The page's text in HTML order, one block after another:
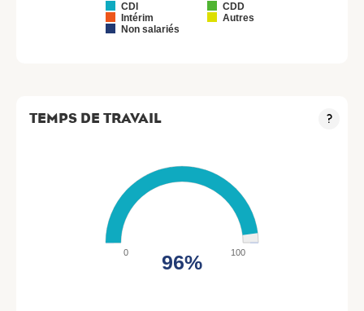
CDI
CDD
Intérim
Autres
Non salariés
TEMPS DE TRAVAIL ?
0 100
96%